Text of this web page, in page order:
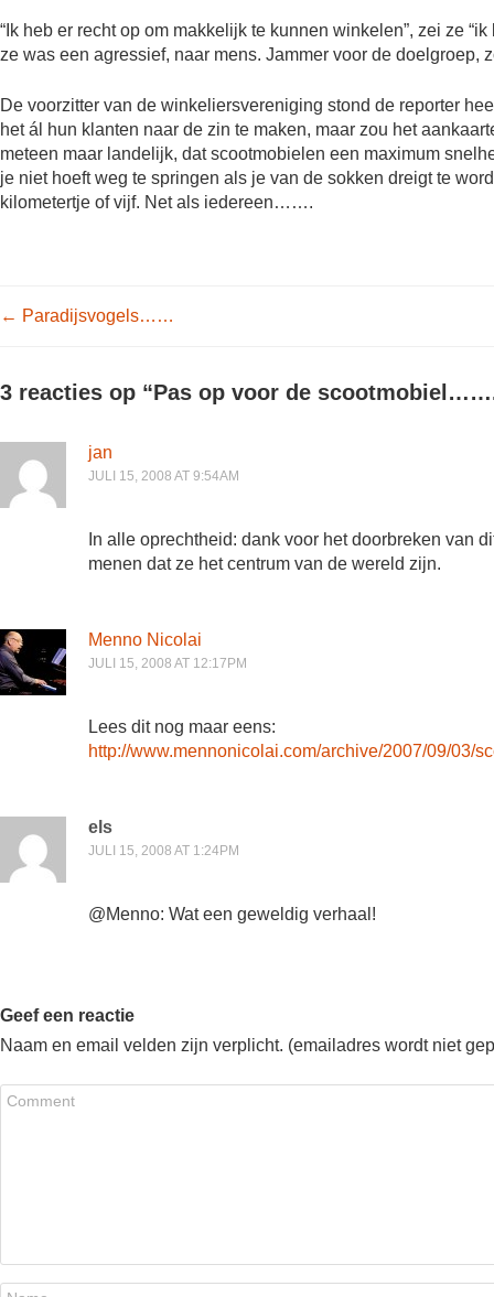
“Ik heb er recht op om makkelijk te kunnen winkelen”, zei ze
ze was een agressief, naar mens. Jammer voor de doelgroep,
De voorzitter van de winkeliersvereniging stond de reporter
het ál hun klanten naar de zin te maken, maar zou het
meteen maar landelijk, dat scootmobielen een maximum
je niet hoeft weg te springen als je van de sokken dreigt te
kilometertje of vijf. Net als iedereen…….
Post navigation
← Paradijsvogels……
3 reacties op “Pas op voor de
jan
JULI 15, 2008 AT 9:54AM
In alle oprechtheid: dank voor het doorbreken van
menen dat ze het centrum van de wereld zijn.
Menno Nicolai
JULI 15, 2008 AT 12:17PM
Lees dit nog maar eens:
http://www.mennonicolai.com/archive/2007/09/03/
els
JULI 15, 2008 AT 1:24PM
@Menno: Wat een geweldig verhaal!
Geef een reactie
Naam en email velden zijn verplicht. (emailadres wordt niet